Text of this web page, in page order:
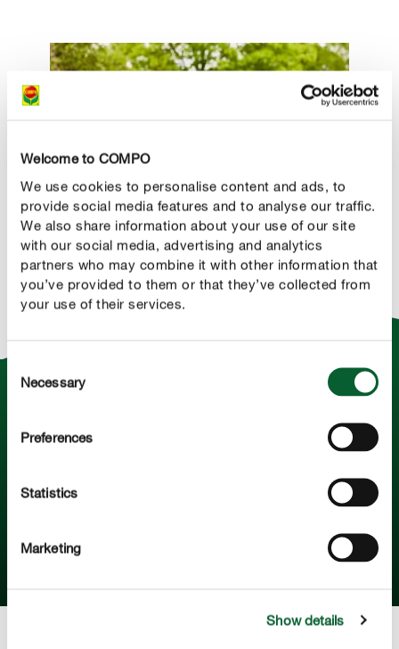
Welcome to COMPO
We use cookies to personalise content and ads, to
provide social media features and to analyse our traffic.
We also share information about your use of our site
with our social media, advertising and analytics
partners who may combine it with other information that
you’ve provided to them or that they’ve collected from
your use of their services.
Consent
Selection
Necessary
Preferences
Statistics
Marketing
Show details
Die Nährstoffe unseres Langzeitdüngers werden
nur pflanzenverfügbar, wenn Temperatur und
Feuchtigkeit stimmen. So geht nichts verloren
und Ihr Rasen ist immer optimal versorgt.
WERNER PEITZMANN, DIPLOM-GARTENBAUINGENIEUR
UND GARTENEXPERTE BEI COMPO*